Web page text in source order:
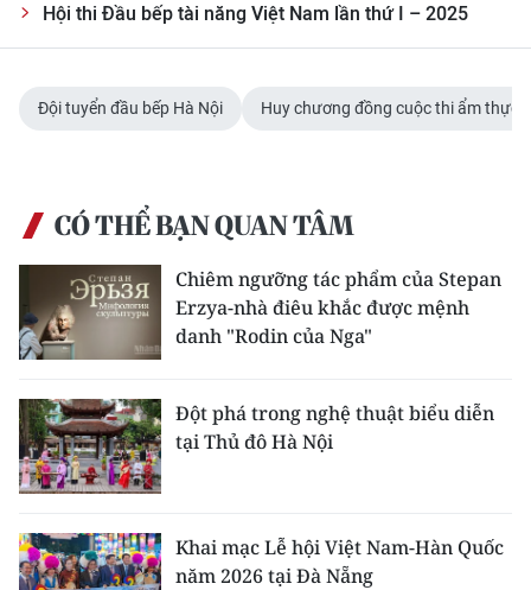
Hội thi Đầu bếp tài năng Việt Nam lần thứ I – 2025
Đội tuyển đầu bếp Hà Nội Huy chương đồng cuộc thi ẩm thực
CÓ THỂ BẠN QUAN TÂM
Chiêm ngưỡng tác phẩm của Stepan
Erzya-nhà điêu khắc được mệnh
danh "Rodin của Nga"
Đột phá trong nghệ thuật biểu diễn
tại Thủ đô Hà Nội
Khai mạc Lễ hội Việt Nam-Hàn Quốc
năm 2026 tại Đà Nẵng